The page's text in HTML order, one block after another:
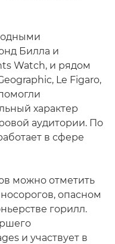
Билла и
Watch, и рядом
Le Figaro,
характер
аудитории. По
в сфере
можно отметить
опасном
горилл.
и участвует в